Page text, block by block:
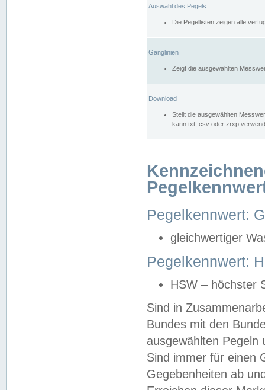
Auswahl des Pegels
Die Pegellisten zeigen alle
Ganglinien
Zeigt die ausgewählten
Download
Stellt die ausgewählten
kann txt, csv oder zrxp
Pegelkennwert:
gleichwertiger
Pegelkennwert:
HSW – höchster
Sind in
Bundes mit den
ausgewählten
Sind immer für einen
Gegebenheiten ab